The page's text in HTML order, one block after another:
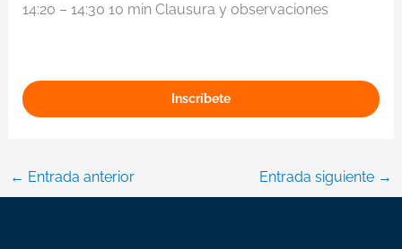
14:20 – 14:30 10 min Clausura y observaciones
Inscríbete
← Entrada anterior Entrada siguiente →